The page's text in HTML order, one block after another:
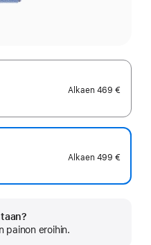
Alkaen 469 €
Alkaen 499 €
painon eroihin.